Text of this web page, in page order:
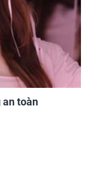
an toàn